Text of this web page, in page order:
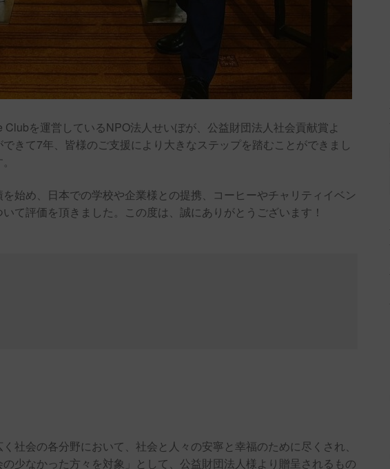
を運営しているNPO法人せいぼが、公益財団法人社会貢献賞よ
きて7年、皆様のご支援により大きなステップを踏むことができまし
始め、日本での学校や企業様との提携、コーヒーやチャリティイベン
て評価を頂きました。この度は、誠にありがとうございます！
社会の各分野において、社会と人々の安寧と幸福のために尽くされ、
少なかった方々を対象」として、公益財団法人様より贈呈されるもの